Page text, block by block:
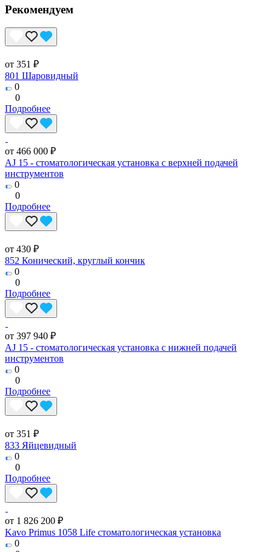
Рекомендуем
от 351 ₽
801 Шаровидный
0
0
Подробнее
от 466 000 ₽
AJ 15 - стоматологическая установка с верхней подачей
инструментов
0
0
Подробнее
от 430 ₽
852 Конический, круглый кончик
0
0
Подробнее
от 397 940 ₽
AJ 15 - стоматологическая установка с нижней подачей
инструментов
0
0
Подробнее
от 351 ₽
833 Яйцевидный
0
0
Подробнее
от 1 826 200 ₽
Kavo Primus 1058 Life стоматологическая установка
0